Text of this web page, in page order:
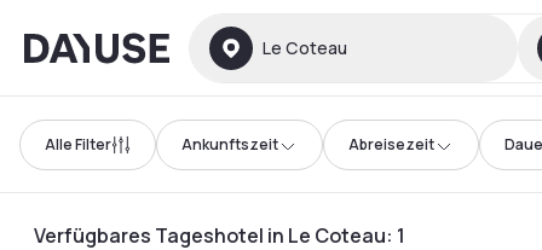
Dayuse Le Coteau
Alle Filter Ankunftszeit Abreisezeit
Verfügbares Tageshotel in Le Coteau: 1